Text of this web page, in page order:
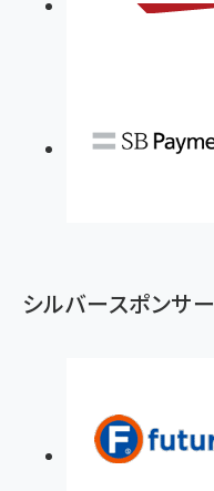
シルバースポンサー